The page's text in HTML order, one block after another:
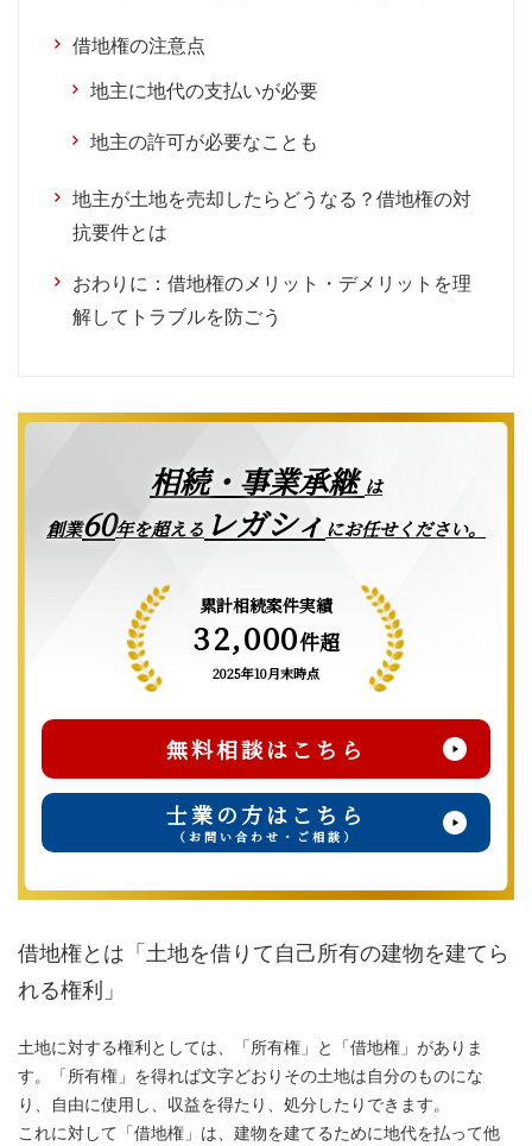
借地権の注意点
地主に地代の支払いが必要
地主の許可が必要なことも
地主が土地を売却したらどうなる？借地権の対
抗要件とは
おわりに：借地権のメリット・デメリットを理
解してトラブルを防ごう
相続・事業承継は
創業60年を超える レガシィ にお任せください。
累計相続案件実績
32,000件超
2025年10月末時点
無料相談はこちら
士業の方はこちら
（お問い合わせ・ご相談）
借地権とは「土地を借りて自己所有の建物を建てら
れる権利」
土地に対する権利としては、「所有権」と「借地権」がありま
す。「所有権」を得れば文字どおりその土地は自分のものにな
り、自由に使用し、収益を得たり、処分したりできます。
これに対して「借地権」は、建物を建てるために地代を払って他